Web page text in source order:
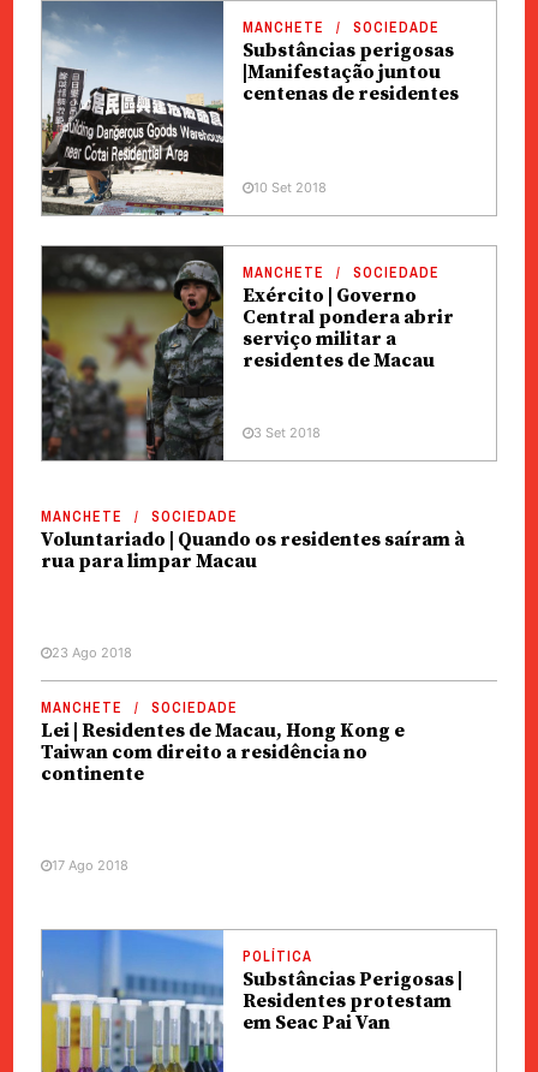
MANCHETE SOCIEDADE
Substâncias perigosas
|Manifestação juntou
centenas de residentes
10 Set 2018
MANCHETE SOCIEDADE
Exército | Governo
Central pondera abrir
serviço militar a
residentes de Macau
3 Set 2018
MANCHETE SOCIEDADE
Voluntariado | Quando os residentes saíram à
rua para limpar Macau
23 Ago 2018
MANCHETE SOCIEDADE
Lei | Residentes de Macau, Hong Kong e
Taiwan com direito a residência no
continente
17 Ago 2018
POLÍTICA
Substâncias Perigosas |
Residentes protestam
em Seac Pai Van